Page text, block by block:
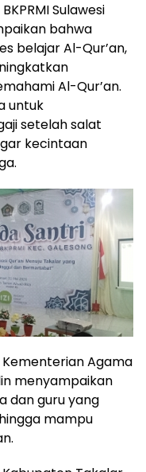
Sulawesi
bahwa
belajar Al-Qur’an,
Al-Qur’an.
untuk
setelah salat
kecintaan
Kementerian Agama
menyampaikan
dan guru yang
mampu